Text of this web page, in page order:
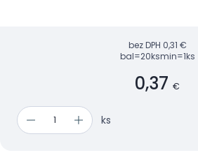
bez DPH 0,31 €
bal=20ksmin=1ks
0,37 €
ks